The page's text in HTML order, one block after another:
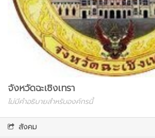
จังหวัดฉะเชิงเทรา
ไม่มีคำอธิบายสำหรับองค์กรนี้
สังคม